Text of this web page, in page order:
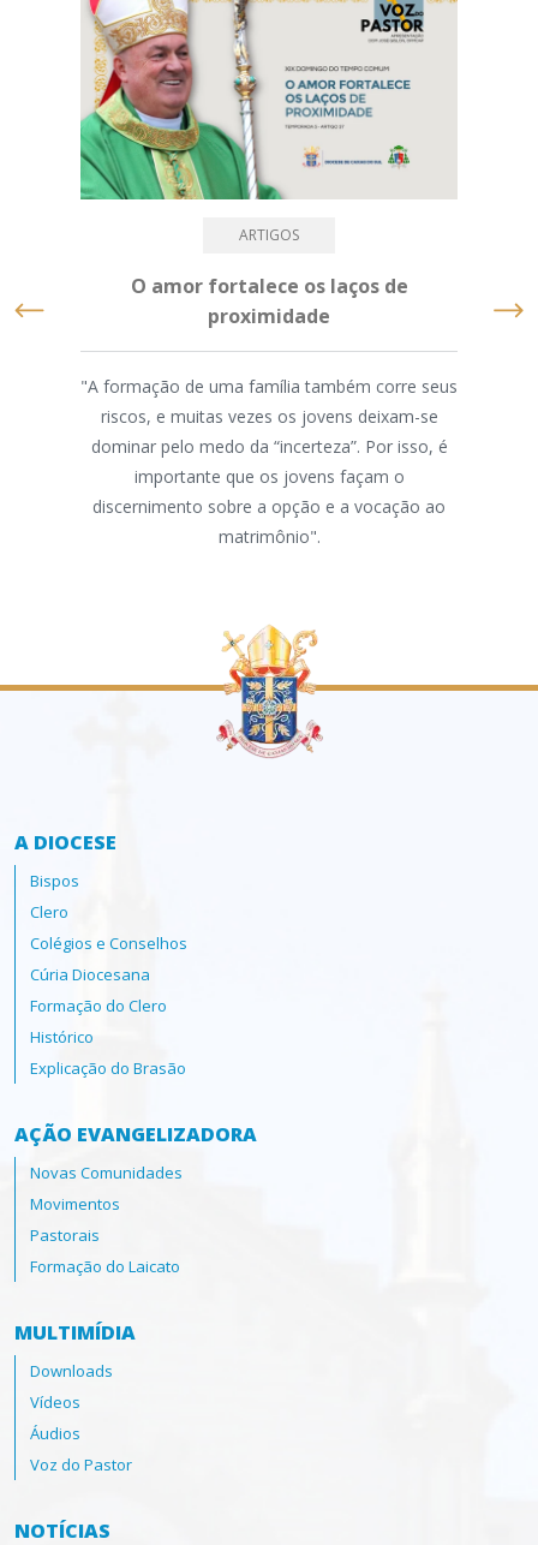
ARTIGOS
O amor fortalece os laços de
proximidade
"A formação de uma família também corre seus
riscos, e muitas vezes os jovens deixam-se
dominar pelo medo da “incerteza”. Por isso, é
importante que os jovens façam o
discernimento sobre a opção e a vocação ao
matrimônio".
A DIOCESE
Bispos
Clero
Colégios e Conselhos
Cúria Diocesana
Formação do Clero
Histórico
Explicação do Brasão
AÇÃO EVANGELIZADORA
Novas Comunidades
Movimentos
Pastorais
Formação do Laicato
MULTIMÍDIA
Downloads
Vídeos
Áudios
Voz do Pastor
NOTÍCIAS